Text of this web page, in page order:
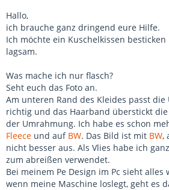
Hallo,
ich brauche ganz dringend eure Hilfe.
Ich möchte ein Kuschelkissen
lagsam.
Was mache ich nur flasch?
Seht euch das Foto an.
Am unteren Rand des Kleides passt
richtig und das Haarband überstickt
der Umrahmung. Ich habe es schon
Fleece und auf BW. Das Bild ist mit BW,
nicht besser aus. Als Vlies habe ich
zum abreißen verwendet.
Bei meinem Pe Design im Pc sieht
wenn meine Maschine loslegt, geht es